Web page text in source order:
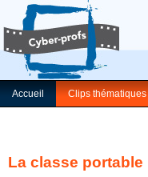
Accueil Clips thématiques
La classe